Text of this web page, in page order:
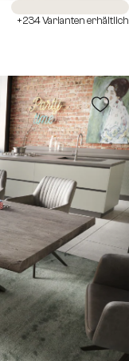
Sofort versandfertig
+234 Varianten erhältlich